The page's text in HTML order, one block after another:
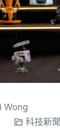
Wong
科技新聞